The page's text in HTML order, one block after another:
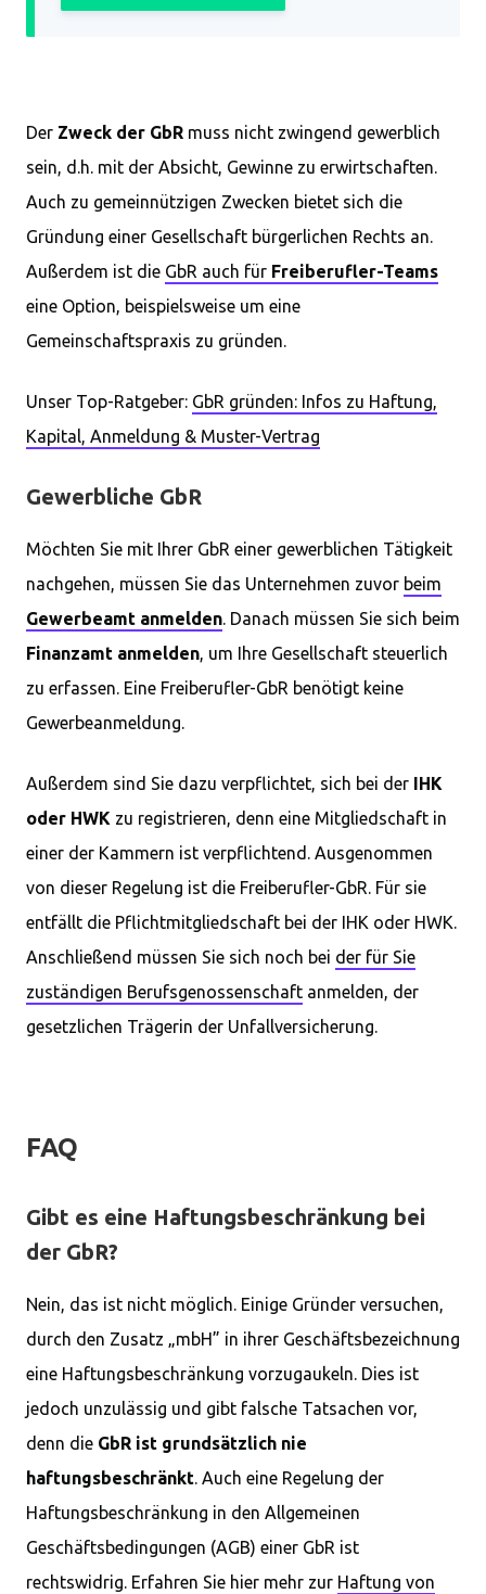
Der Zweck der GbR muss nicht zwingend gewerblich
sein, d.h. mit der Absicht, Gewinne zu erwirtschaften.
Auch zu gemeinnützigen Zwecken bietet sich die
Gründung einer Gesellschaft bürgerlichen Rechts an.
Außerdem ist die GbR auch für Freiberufler-Teams
eine Option, beispielsweise um eine
Gemeinschaftspraxis zu gründen.
Unser Top-Ratgeber: GbR gründen: Infos zu Haftung,
Kapital, Anmeldung & Muster-Vertrag
Gewerbliche GbR
Möchten Sie mit Ihrer GbR einer gewerblichen Tätigkeit
nachgehen, müssen Sie das Unternehmen zuvor beim
Gewerbeamt anmelden. Danach müssen Sie sich beim
Finanzamt anmelden, um Ihre Gesellschaft steuerlich
zu erfassen. Eine Freiberufler-GbR benötigt keine
Gewerbeanmeldung.
Außerdem sind Sie dazu verpflichtet, sich bei der IHK
oder HWK zu registrieren, denn eine Mitgliedschaft in
einer der Kammern ist verpflichtend. Ausgenommen
von dieser Regelung ist die Freiberufler-GbR. Für sie
entfällt die Pflichtmitgliedschaft bei der IHK oder HWK.
Anschließend müssen Sie sich noch bei der für Sie
zuständigen Berufsgenossenschaft anmelden, der
gesetzlichen Trägerin der Unfallversicherung.
FAQ
Gibt es eine Haftungsbeschränkung bei
der GbR?
Nein, das ist nicht möglich. Einige Gründer versuchen,
durch den Zusatz „mbH” in ihrer Geschäftsbezeichnung
eine Haftungsbeschränkung vorzugaukeln. Dies ist
jedoch unzulässig und gibt falsche Tatsachen vor,
denn die GbR ist grundsätzlich nie
haftungsbeschränkt. Auch eine Regelung der
Haftungsbeschränkung in den Allgemeinen
Geschäftsbedingungen (AGB) einer GbR ist
rechtswidrig. Erfahren Sie hier mehr zur Haftung von